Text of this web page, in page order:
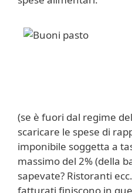
(se è fuori dal regime
scaricare le spese di
imponibile soggetta a
massimo del 2% (della
sapevate? Ristoranti